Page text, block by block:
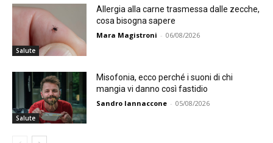
Salute
Allergia alla carne trasmessa dalle zecche,
cosa bisogna sapere
Mara Magistroni - 06/08/2026
Salute
Misofonia, ecco perché i suoni di chi
mangia vi danno così fastidio
Sandro Iannaccone - 05/08/2026